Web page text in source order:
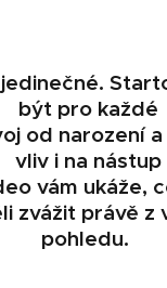
být pro každé
od narození
vliv i na nástup
vám ukáže,
zvážit právě z
pohledu.